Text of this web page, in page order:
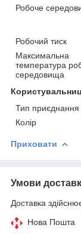
Робоче
Робочий тиск
Максимальна
температура
середовища
Тип приєднання
Колір
Приховати
Умови
Доставка
Нова Пошта